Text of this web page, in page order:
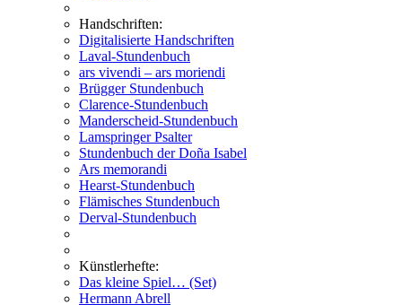
Handschriften:
Digitalisierte Handschriften
Laval-Stundenbuch
ars vivendi – ars moriendi
Brügger Stundenbuch
Clarence-Stundenbuch
Manderscheid-Stundenbuch
Lamspringer Psalter
Stundenbuch der Doña Isabel
Ars memorandi
Hearst-Stundenbuch
Flämisches Stundenbuch
Derval-Stundenbuch
Künstlerhefte:
Das kleine Spiel… (Set)
Hermann Abrell